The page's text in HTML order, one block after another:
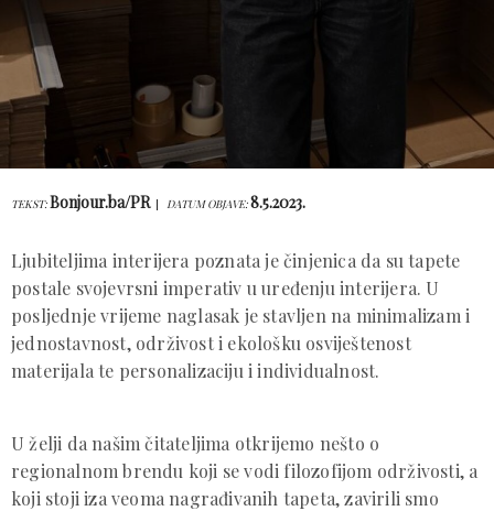
TEKST:Bonjour.ba/PR DATUM OBJAVE:8.5.2023.
Ljubiteljima interijera poznata je činjenica da su tapete
postale svojevrsni imperativ u uređenju interijera. U
posljednje vrijeme naglasak je stavljen na minimalizam i
jednostavnost, održivost i ekološku osviještenost
materijala te personalizaciju i individualnost.
U želji da našim čitateljima otkrijemo nešto o
regionalnom brendu koji se vodi filozofijom održivosti, a
koji stoji iza veoma nagrađivanih tapeta, zavirili smo